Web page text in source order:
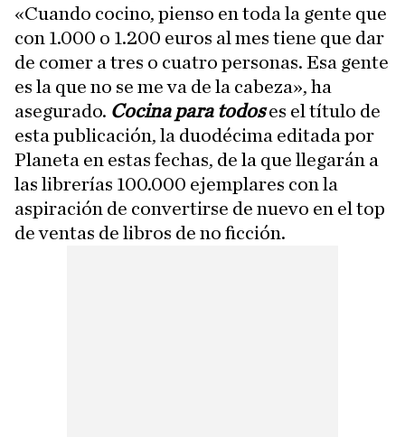
«Cuando cocino, pienso en toda la gente que
con 1.000 o 1.200 euros al mes tiene que dar
de comer a tres o cuatro personas. Esa gente
es la que no se me va de la cabeza», ha
asegurado. Cocina para todos es el título de
esta publicación, la duodécima editada por
Planeta en estas fechas, de la que llegarán a
las librerías 100.000 ejemplares con la
aspiración de convertirse de nuevo en el top
de ventas de libros de no ficción.